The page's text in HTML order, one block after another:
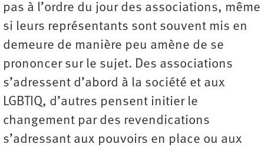
pas à l’ordre du jour des associations, même
si leurs représentants sont souvent mis en
demeure de manière peu amène de se
prononcer sur le sujet. Des associations
s’adressent d’abord à la société et aux
LGBTIQ, d’autres pensent initier le
changement par des revendications
s’adressant aux pouvoirs en place ou aux